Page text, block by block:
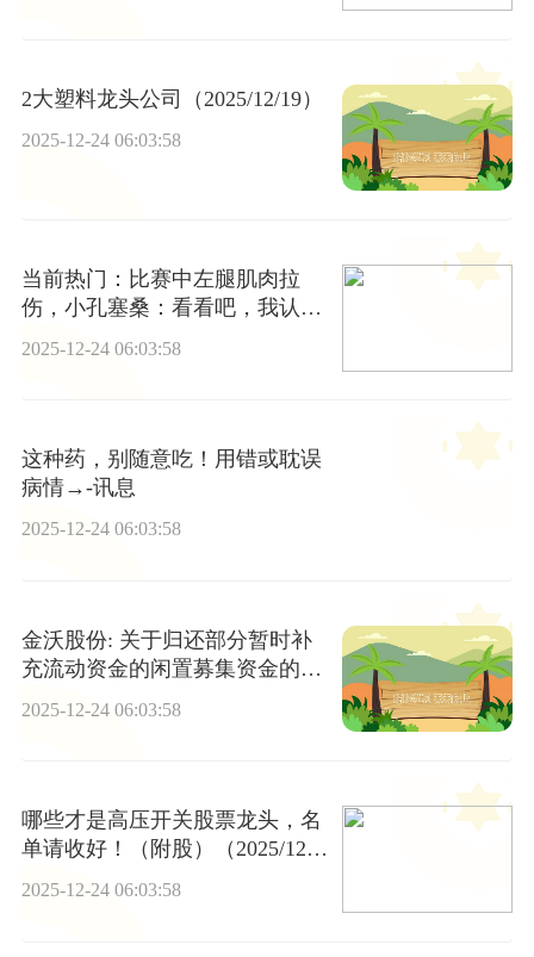
2大塑料龙头公司（2025/12/19）
2025-12-24 06:03:58
当前热门：比赛中左腿肌肉拉
伤，小孔塞桑：看看吧，我认为
2025-12-24 06:03:58
这种药，别随意吃！用错或耽误
病情→-讯息
2025-12-24 06:03:58
金沃股份: 关于归还部分暂时补
充流动资金的闲置募集资金的公
2025-12-24 06:03:58
哪些才是高压开关股票龙头，名
单请收好！（附股）（2025/12/1
9） 今日关注
2025-12-24 06:03:58